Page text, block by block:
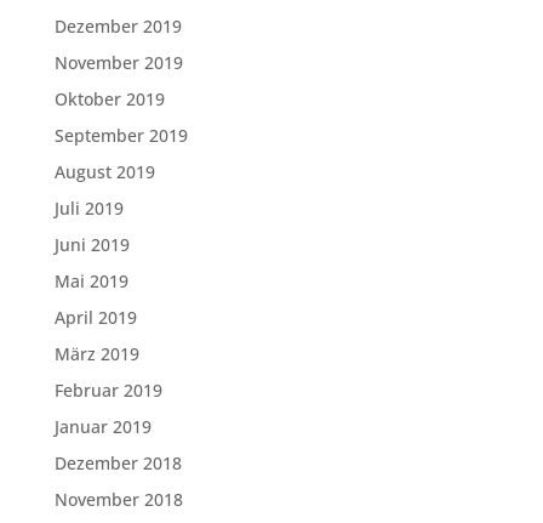
Dezember 2019
November 2019
Oktober 2019
September 2019
August 2019
Juli 2019
Juni 2019
Mai 2019
April 2019
März 2019
Februar 2019
Januar 2019
Dezember 2018
November 2018